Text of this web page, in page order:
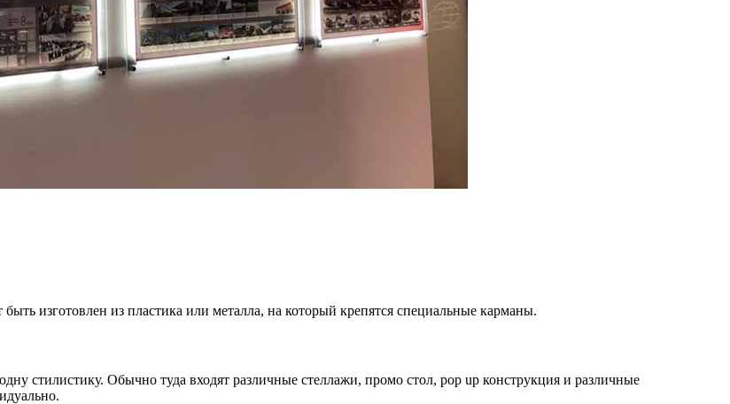
изготовлен из пластика или металла, на который крепятся специальные карманы.
стилистику. Обычно туда входят различные стеллажи, промо стол, pop up конструкция и различные